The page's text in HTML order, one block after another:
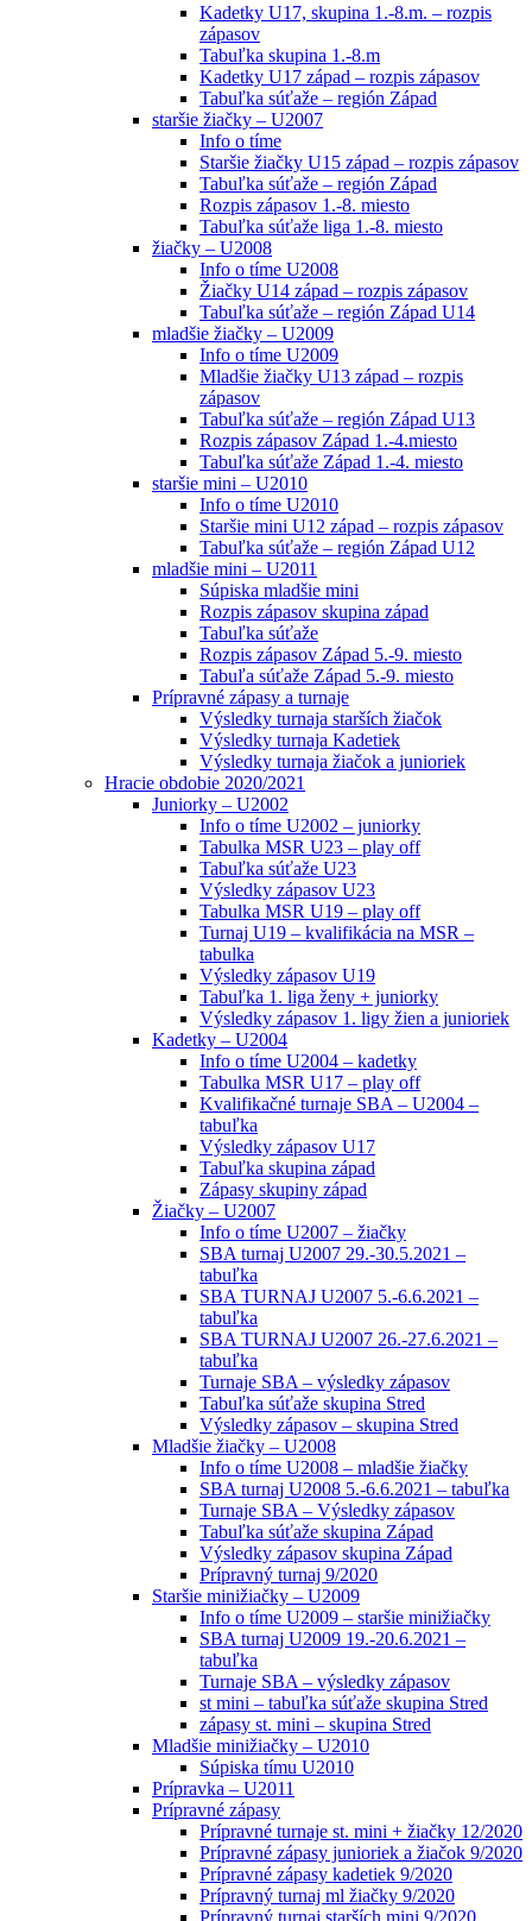
Kadetky U17, skupina 1.-8.m. – rozpis
zápasov
Tabuľka skupina 1.-8.m
Kadetky U17 západ – rozpis zápasov
Tabuľka súťaže – región Západ
staršie žiačky – U2007
Info o tíme
Staršie žiačky U15 západ – rozpis zápasov
Tabuľka súťaže – región Západ
Rozpis zápasov 1.-8. miesto
Tabuľka súťaže liga 1.-8. miesto
žiačky – U2008
Info o tíme U2008
Žiačky U14 západ – rozpis zápasov
Tabuľka súťaže – región Západ U14
mladšie žiačky – U2009
Info o tíme U2009
Mladšie žiačky U13 západ – rozpis
zápasov
Tabuľka súťaže – región Západ U13
Rozpis zápasov Západ 1.-4.miesto
Tabuľka súťaže Západ 1.-4. miesto
staršie mini – U2010
Info o tíme U2010
Staršie mini U12 západ – rozpis zápasov
Tabuľka súťaže – región Západ U12
mladšie mini – U2011
Súpiska mladšie mini
Rozpis zápasov skupina západ
Tabuľka súťaže
Rozpis zápasov Západ 5.-9. miesto
Tabuľa súťaže Západ 5.-9. miesto
Prípravné zápasy a turnaje
Výsledky turnaja starších žiačok
Výsledky turnaja Kadetiek
Výsledky turnaja žiačok a junioriek
Hracie obdobie 2020/2021
Juniorky – U2002
Info o tíme U2002 – juniorky
Tabulka MSR U23 – play off
Tabuľka súťaže U23
Výsledky zápasov U23
Tabulka MSR U19 – play off
Turnaj U19 – kvalifikácia na MSR –
tabulka
Výsledky zápasov U19
Tabuľka 1. liga ženy + juniorky
Výsledky zápasov 1. ligy žien a junioriek
Kadetky – U2004
Info o tíme U2004 – kadetky
Tabulka MSR U17 – play off
Kvalifikačné turnaje SBA – U2004 –
tabuľka
Výsledky zápasov U17
Tabuľka skupina západ
Zápasy skupiny západ
Žiačky – U2007
Info o tíme U2007 – žiačky
SBA turnaj U2007 29.-30.5.2021 –
tabuľka
SBA TURNAJ U2007 5.-6.6.2021 –
tabuľka
SBA TURNAJ U2007 26.-27.6.2021 –
tabuľka
Turnaje SBA – výsledky zápasov
Tabuľka súťaže skupina Stred
Výsledky zápasov – skupina Stred
Mladšie žiačky – U2008
Info o tíme U2008 – mladšie žiačky
SBA turnaj U2008 5.-6.6.2021 – tabuľka
Turnaje SBA – Výsledky zápasov
Tabuľka súťaže skupina Západ
Výsledky zápasov skupina Západ
Prípravný turnaj 9/2020
Staršie minižiačky – U2009
Info o tíme U2009 – staršie minižiačky
SBA turnaj U2009 19.-20.6.2021 –
tabuľka
Turnaje SBA – výsledky zápasov
st mini – tabuľka súťaže skupina Stred
zápasy st. mini – skupina Stred
Mladšie minižiačky – U2010
Súpiska tímu U2010
Prípravka – U2011
Prípravné zápasy
Prípravné turnaje st. mini + žiačky 12/2020
Prípravné zápasy junioriek a žiačok 9/2020
Prípravné zápasy kadetiek 9/2020
Prípravný turnaj ml žiačky 9/2020
Prípravný turnaj starších mini 9/2020